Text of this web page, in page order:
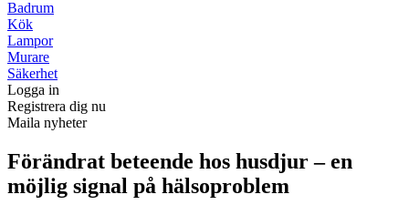
Badrum
Kök
Lampor
Murare
Säkerhet
Logga in
Registrera dig nu
Maila nyheter
Förändrat beteende hos husdjur – en
möjlig signal på hälsoproblem